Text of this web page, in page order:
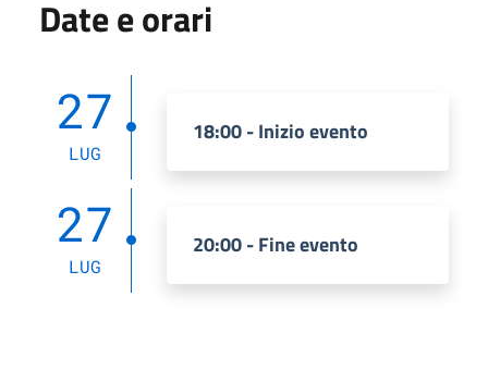
Date e orari
27
LUG
18:00 - Inizio evento
27
LUG
20:00 - Fine evento